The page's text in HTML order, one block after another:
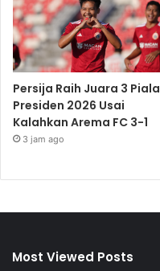
Persija Raih Juara 3 Piala
Presiden 2026 Usai
Kalahkan Arema FC 3-1
3 jam ago
Most Viewed Posts